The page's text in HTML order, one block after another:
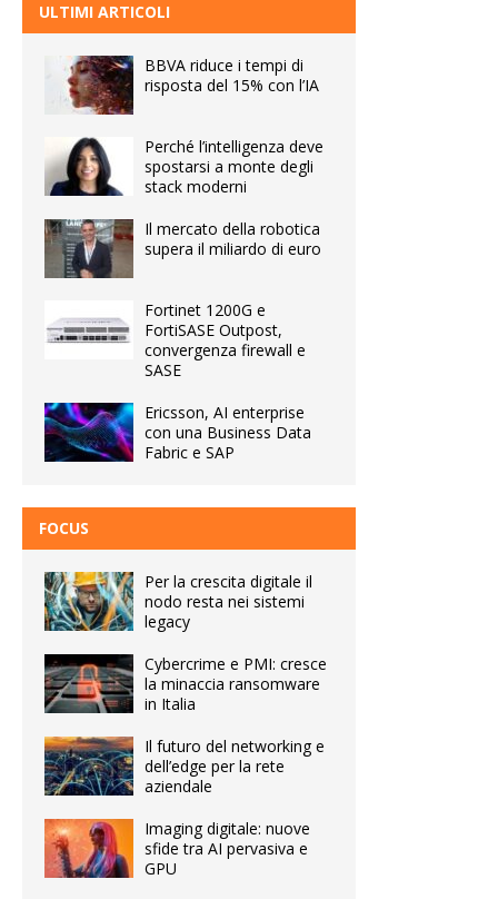
ULTIMI ARTICOLI
BBVA riduce i tempi di
risposta del 15% con l’IA
Perché l’intelligenza deve
spostarsi a monte degli
stack moderni
Il mercato della robotica
supera il miliardo di euro
Fortinet 1200G e
FortiSASE Outpost,
convergenza firewall e
SASE
Ericsson, AI enterprise
con una Business Data
Fabric e SAP
FOCUS
Per la crescita digitale il
nodo resta nei sistemi
legacy
Cybercrime e PMI: cresce
la minaccia ransomware
in Italia
Il futuro del networking e
dell’edge per la rete
aziendale
Imaging digitale: nuove
sfide tra AI pervasiva e
GPU